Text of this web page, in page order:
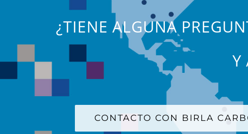
¿TIENE ALGUNA
Y
CONTACTO CON BIRLA